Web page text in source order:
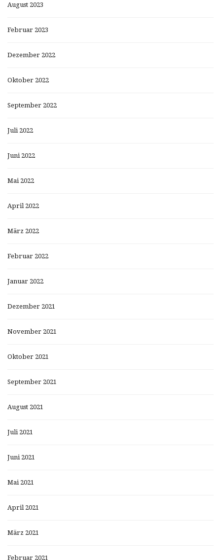
August 2023
Februar 2023
Dezember 2022
Oktober 2022
September 2022
Juli 2022
Juni 2022
Mai 2022
April 2022
März 2022
Februar 2022
Januar 2022
Dezember 2021
November 2021
Oktober 2021
September 2021
August 2021
Juli 2021
Juni 2021
Mai 2021
April 2021
März 2021
Februar 2021